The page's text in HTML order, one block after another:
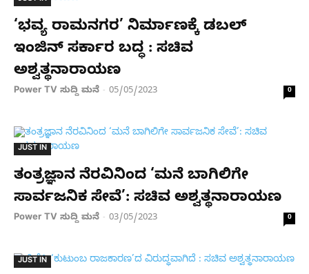
‘ಭವ್ಯ ರಾಮನಗರ’ ನಿರ್ಮಾಣಕ್ಕೆ ಡಬಲ್
ಇಂಜಿನ್ ಸರ್ಕಾರ ಬದ್ಧ : ಸಚಿವ
ಅಶ್ವತ್ಥನಾರಾಯಣ
Power TV ಸುದ್ದಿ ಮನೆ - 05/05/2023 0
JUST IN
ತಂತ್ರಜ್ಞಾನ ನೆರವಿನಿಂದ ‘ಮನೆ ಬಾಗಿಲಿಗೇ
ಸಾರ್ವಜನಿಕ ಸೇವೆ’: ಸಚಿವ ಅಶ್ವತ್ಥನಾರಾಯಣ
Power TV ಸುದ್ದಿ ಮನೆ - 03/05/2023 0
JUST IN